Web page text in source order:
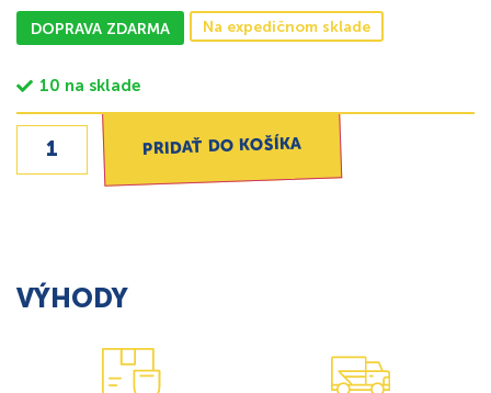
DOPRAVA ZDARMA Na expedičnom sklade
10 na sklade
PRIDAŤ DO KOŠÍKA
VÝHODY